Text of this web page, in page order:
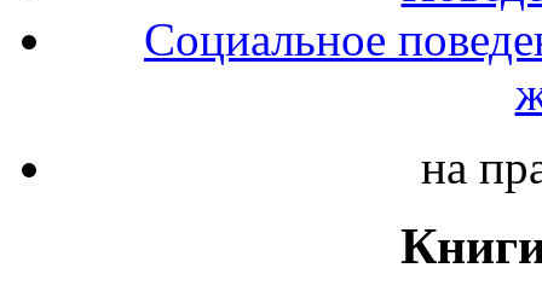
Социальное
на